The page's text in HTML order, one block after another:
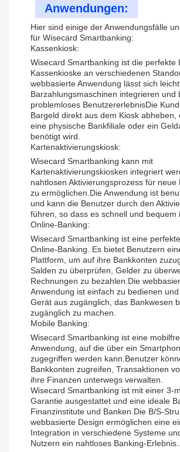
Anwendungen:
Hier sind einige der Anwendungsfälle
für Wisecard Smartbanking:
Kassenkiosk:
Wisecard Smartbanking ist die perfekte
Kassenkioske an verschiedenen
webbasierte Anwendung lässt sich
Barzahlungsmaschinen integrieren und
problemloses BenutzererlebnisDie
Bargeld direkt aus dem Kiosk abheben,
eine physische Bankfiliale oder ein
benötigt wird.
Kartenaktivierungskiosk:
Wisecard Smartbanking kann mit
Kartenaktivierungskiosken integriert
nahtlosen Aktivierungsprozess für neue
zu ermöglichen.Die Anwendung ist
und kann die Benutzer durch den
führen, so dass es schnell und bequem
Online-Banking:
Wisecard Smartbanking ist eine
Online-Banking. Es bietet Benutzern
Plattform, um auf ihre Bankkonten
Salden zu überprüfen, Gelder zu
Rechnungen zu bezahlen.Die
Anwendung ist einfach zu bedienen
Gerät aus zugänglich, das Bankwesen
zugänglich zu machen.
Mobile Banking:
Wisecard Smartbanking ist eine
Anwendung, auf die über ein
zugegriffen werden kann.Benutzer
Bankkonten zugreifen, Transaktionen
ihre Finanzen unterwegs verwalten.
Wisecard Smartbanking ist mit einer 3-
Garantie ausgestattet und eine ideale
Finanzinstitute und Banken.Die B/S-
webbasierte Design ermöglichen eine
Integration in verschiedene Systeme
Nutzern ein nahtloses Banking-Erlebnis..